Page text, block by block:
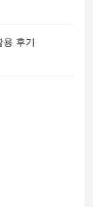
후기